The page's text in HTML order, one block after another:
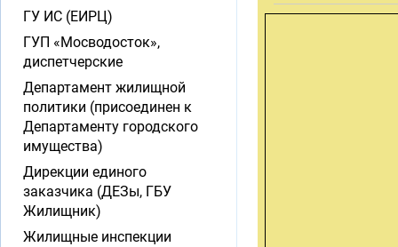
ГУ ИС (ЕИРЦ)
ГУП «Мосводосток»,
диспетчерские
Департамент жилищной
политики (присоединен к
Департаменту городского
имущества)
Дирекции единого
заказчика (ДЕЗы, ГБУ
Жилищник)
Жилищные инспекции